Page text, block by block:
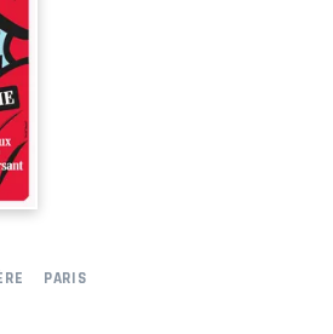
PARIS